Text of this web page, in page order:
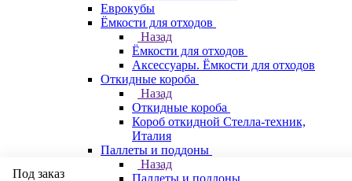
Еврокубы
Ёмкости для отходов
Назад
Ёмкости для отходов
Аксессуары. Ёмкости для отходов
Откидные короба
Назад
Откидные короба
Короб откидной Стелла-техник,
Италия
Паллеты и поддоны
Назад
Паллеты и поддоны
Под заказ